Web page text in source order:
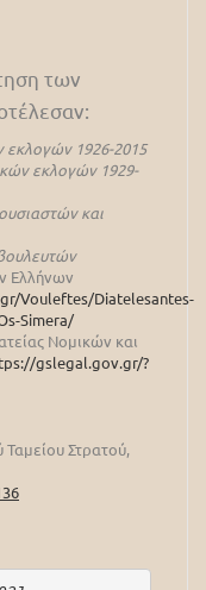
των
εκλογών 1926-2015
εκλογών 1929-
και
Ελλήνων
Vouleftes/Diatelesantes-
Simera/
Νομικών και
gslegal.gov.gr/?
Στρατού,